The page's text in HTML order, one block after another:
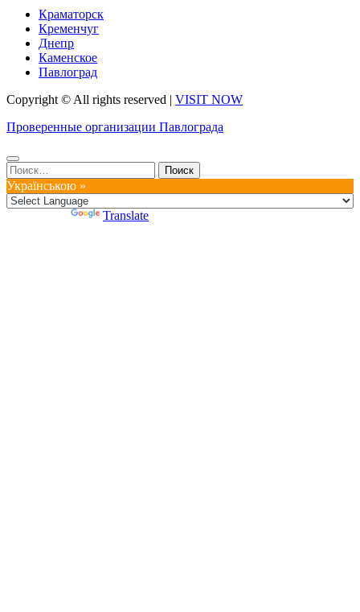
Краматорск
Кременчуг
Днепр
Каменское
Павлоград
Copyright © All rights reserved | VISIT NOW
Проверенные организации Павлограда
Найти:
Українською »
Translate